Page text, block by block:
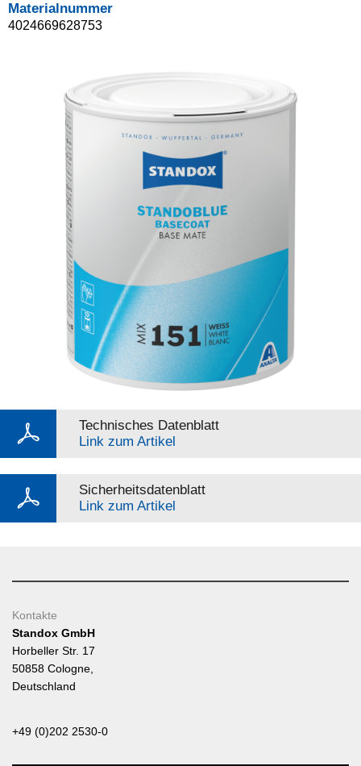
Materialnummer
4024669628753
Technisches Datenblatt
Link zum Artikel
Sicherheitsdatenblatt
Link zum Artikel
Kontakte
Standox GmbH
Horbeller Str. 17
50858 Cologne,
Deutschland
+49 (0)202 2530-0